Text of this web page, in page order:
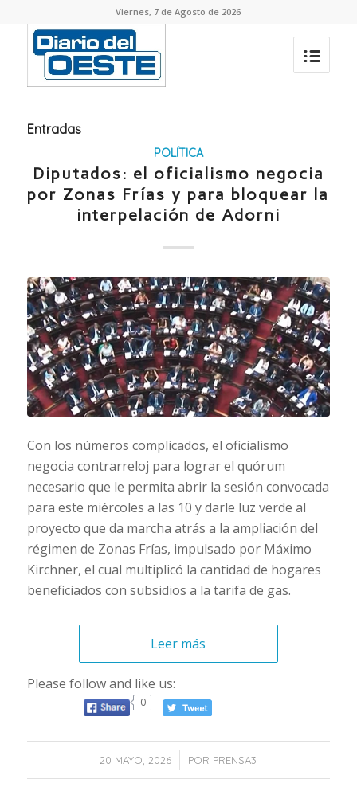
Viernes, 7 de Agosto de 2026
Entradas
POLÍTICA
Diputados: el oficialismo negocia
por Zonas Frías y para bloquear la
interpelación de Adorni
Con los números complicados, el oficialismo
negocia contrarreloj para lograr el quórum
necesario que le permita abrir la sesión convocada
para este miércoles a las 10 y darle luz verde al
proyecto que da marcha atrás a la ampliación del
régimen de Zonas Frías, impulsado por Máximo
Kirchner, el cual multiplicó la cantidad de hogares
beneficiados con subsidios a la tarifa de gas.
Leer más
Please follow and like us:
0
20 MAYO, 2026
/ POR PRENSA3